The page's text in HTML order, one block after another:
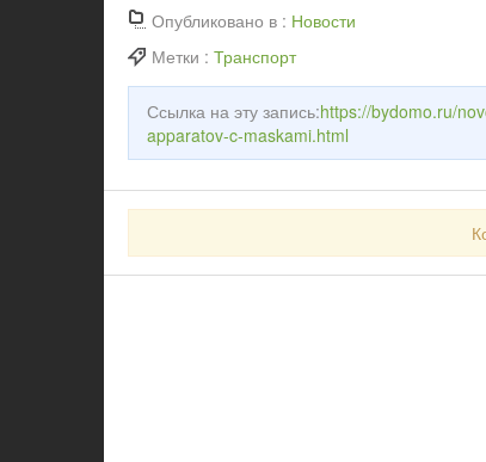
Опубликовано в : Новости
Метки : Транспорт
Ссылка на эту запись:https://bydomo.ru/
apparatov-c-maskami.html